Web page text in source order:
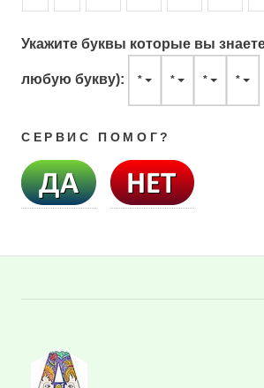
Укажите буквы которые вы
любую букву): * * * *
СЕРВИС ПОМОГ?